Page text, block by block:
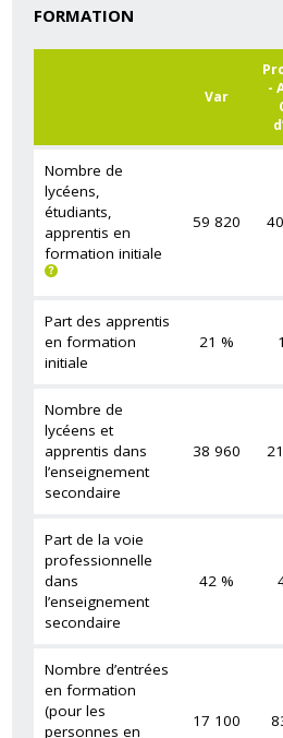
FORMATION
Var
-
Nombre de
lycéens,
étudiants,
apprentis en
formation initiale
59 820
Part des apprentis
en formation
initiale
21 %
Nombre de
lycéens et
apprentis dans
l’enseignement
secondaire
38 960
Part de la voie
professionnelle
dans
l’enseignement
secondaire
42 %
Nombre d’entrées
en formation
(pour les
personnes en
17 100